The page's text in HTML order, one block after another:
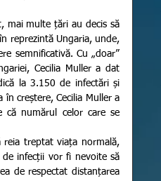
reprezintă Ungaria, unde,
semnificativă. Cu „doar”
Cecilia Muller a dat
la 3.150 de infectări și
creștere, Cecilia Muller a
că numărul celor care se
infecții vor fi nevoite să
de respectat distanțarea